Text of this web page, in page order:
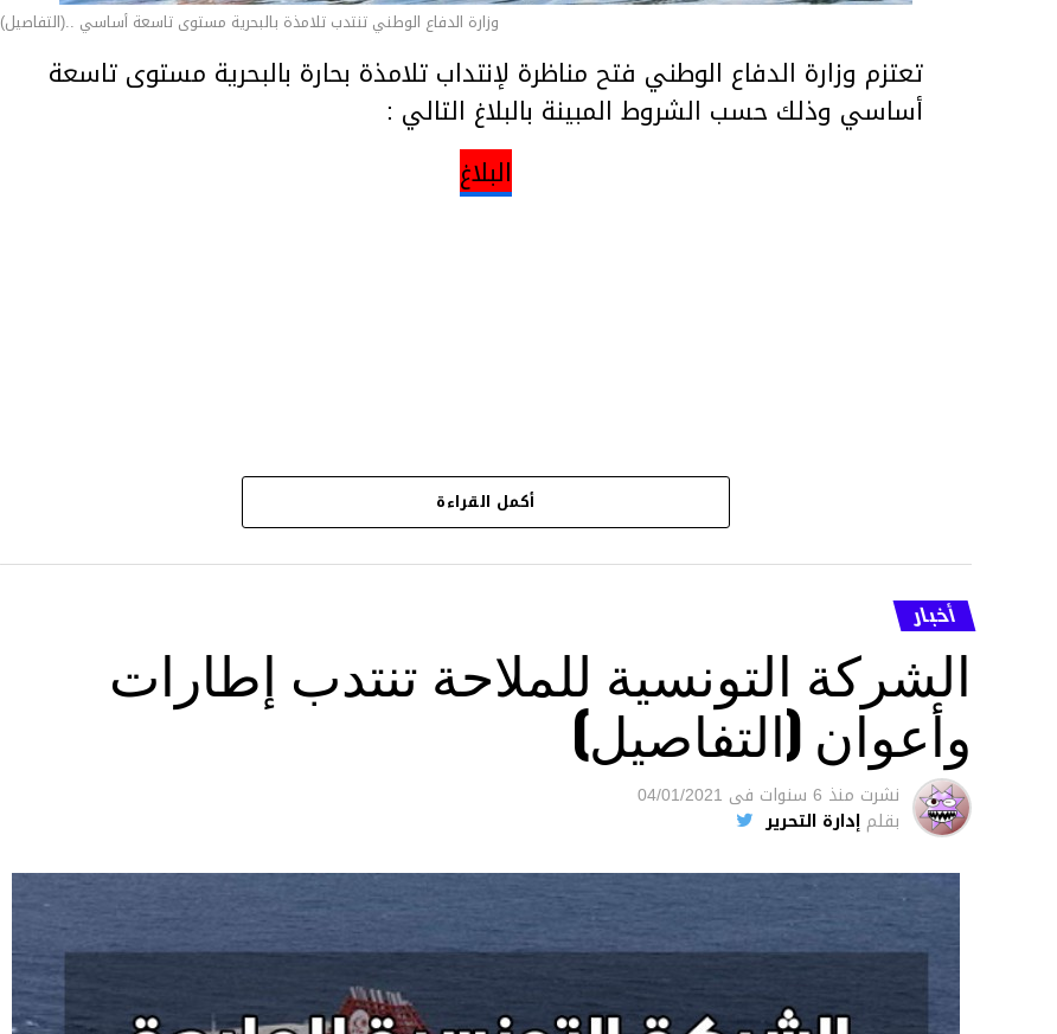
وزارة الدفاع الوطني تنتدب تلامذة بالبحرية مستوى تاسعة أساسي ..(التفاصيل)
تعتزم وزارة الدفاع الوطني فتح مناظرة لإنتداب تلامذة بحارة بالبحرية مستوى تاسعة
أساسي وذلك حسب الشروط المبينة بالبلاغ التالي :
البلاغ
أكمل القراءة
أخبار
الشركة التونسية للملاحة تنتدب إطارات
وأعوان (التفاصيل)
نشرت منذ 6 سنوات فى 04/01/2021
بقلم إدارة التحرير